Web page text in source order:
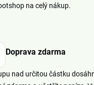
na celý nákup.
Doprava zdarma
nad určitou částku